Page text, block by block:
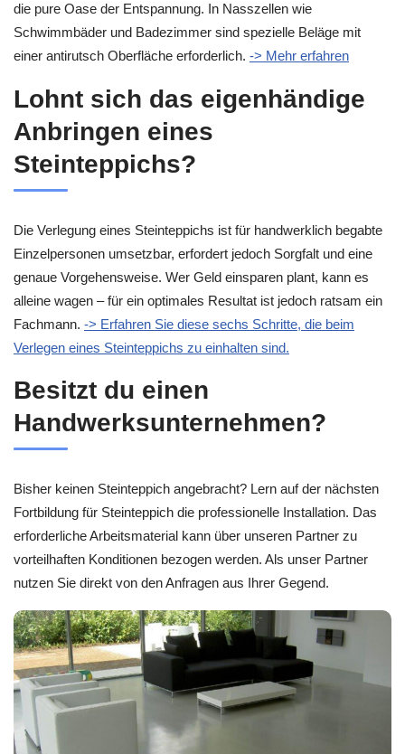
die pure Oase der Entspannung. In Nasszellen wie
Schwimmbäder und Badezimmer sind spezielle Beläge mit
einer antirutsch Oberfläche erforderlich. -> Mehr erfahren
Lohnt sich das eigenhändige
Anbringen eines
Steinteppichs?
Die Verlegung eines Steinteppichs ist für handwerklich begabte
Einzelpersonen umsetzbar, erfordert jedoch Sorgfalt und eine
genaue Vorgehensweise. Wer Geld einsparen plant, kann es
alleine wagen – für ein optimales Resultat ist jedoch ratsam ein
Fachmann. -> Erfahren Sie diese sechs Schritte, die beim
Verlegen eines Steinteppichs zu einhalten sind.
Besitzt du einen
Handwerksunternehmen?
Bisher keinen Steinteppich angebracht? Lern auf der nächsten
Fortbildung für Steinteppich die professionelle Installation. Das
erforderliche Arbeitsmaterial kann über unseren Partner zu
vorteilhaften Konditionen bezogen werden. Als unser Partner
nutzen Sie direkt von den Anfragen aus Ihrer Gegend.